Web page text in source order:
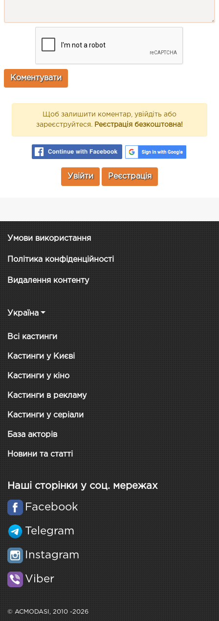
Щоб залишити коментар, увійдіть або
зареєструйтеся. Реєстрація безкоштовна!
Увійти Реєстрація
Умови використання
Політика конфіденційності
Видалення контенту
Україна
Всі кастинги
Кастинги у Києві
Кастинги у кіно
Кастинги в рекламу
Кастинги у серіали
База акторів
Новини та статті
Наші сторінки у соц. мережах
Facebook
Telegram
Instagram
Viber
© ACMODASI, 2010 -2026